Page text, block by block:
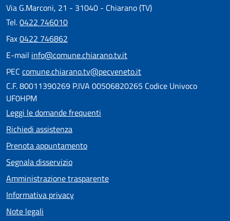
Via G.Marconi, 21 - 31040 - Chiarano (TV)
Tel.0422 746010
Fax0422 746862
E-mail info@comune.chiarano.tv.it
PEC comune.chiarano.tv@pecveneto.it
C.F. 80011390269 P.IVA 00506820265 Codice Univoco
UF0HPM
Leggi le domande frequenti
Richiedi assistenza
Prenota appuntamento
Segnala disservizio
Amministrazione trasparente
Informativa privacy
Note legali